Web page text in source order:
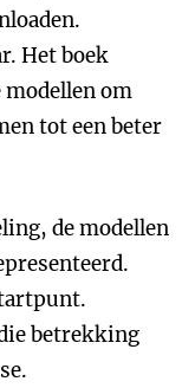
Het boek
om
tot een beter
de modellen
betrekking